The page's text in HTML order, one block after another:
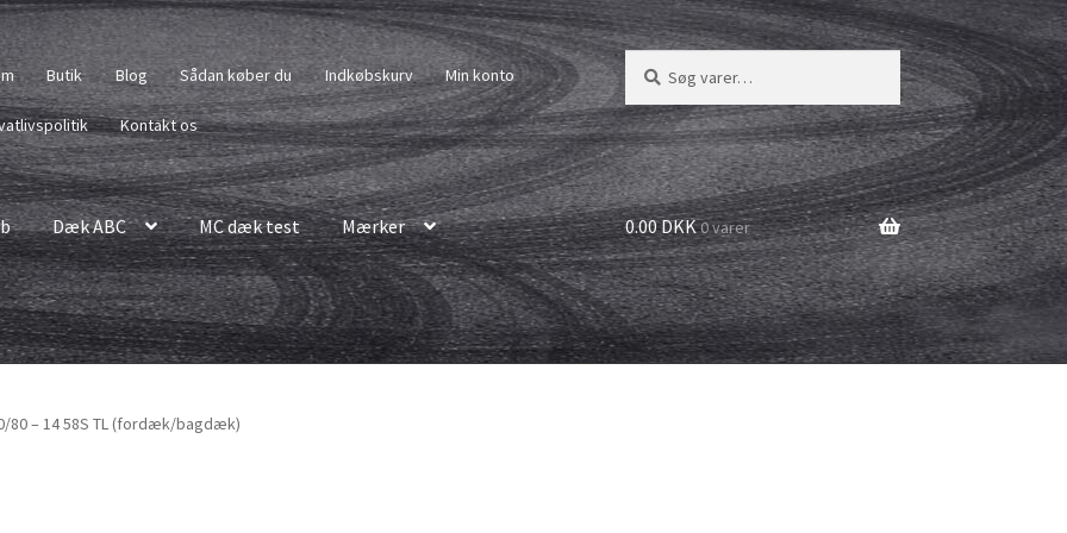
Butik Blog Sådan køber du Indkøbskurv Min konto
Kontakt os
Søg
efter:
Søg
Dæk ABC MC dæk test Mærker 0.00 DKK0 varer
80 – 14 58S TL (fordæk/bagdæk)